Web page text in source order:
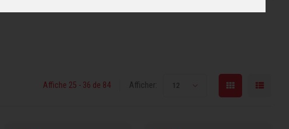
Affiche 25 - 36 de 84 Afficher: 12